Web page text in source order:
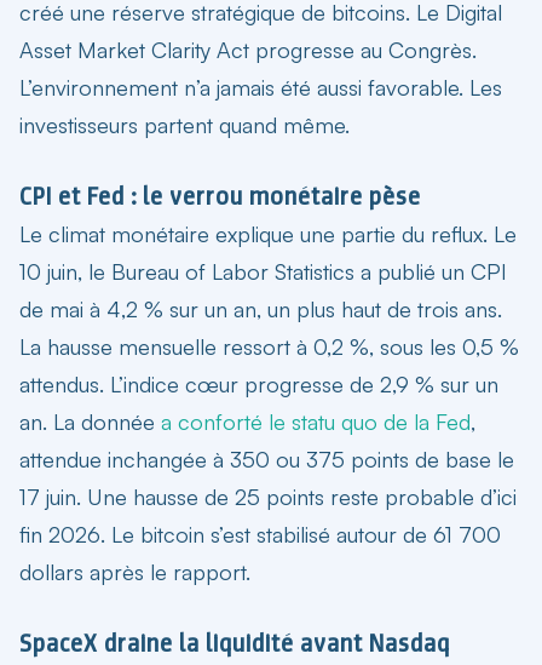
créé une réserve stratégique de bitcoins. Le Digital
Asset Market Clarity Act progresse au Congrès.
L’environnement n’a jamais été aussi favorable. Les
investisseurs partent quand même.
CPI et Fed : le verrou monétaire pèse
Le climat monétaire explique une partie du reflux. Le
10 juin, le Bureau of Labor Statistics a publié un CPI
de mai à 4,2 % sur un an, un plus haut de trois ans.
La hausse mensuelle ressort à 0,2 %, sous les 0,5 %
attendus. L’indice cœur progresse de 2,9 % sur un
an. La donnée a conforté le statu quo de la Fed,
attendue inchangée à 350 ou 375 points de base le
17 juin. Une hausse de 25 points reste probable d’ici
fin 2026. Le bitcoin s’est stabilisé autour de 61 700
dollars après le rapport.
SpaceX draine la liquidité avant Nasdaq